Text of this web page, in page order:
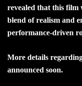
revealed that this film
blend of realism and
performance-driven
More details
announced soon.